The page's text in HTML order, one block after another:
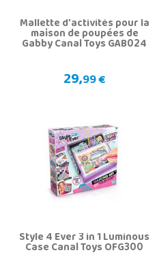
Mallette d'activités pour la
maison de poupées de
Gabby Canal Toys GAB024
29,99 €
Style 4 Ever 3 in 1 Luminous
Case Canal Toys OFG300